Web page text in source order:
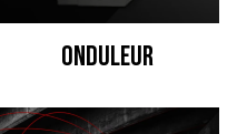
onduleur